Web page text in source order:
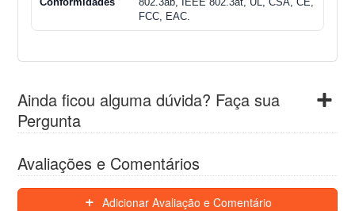
FCC, EAC.
Ainda ficou alguma dúvida? Faça sua
Pergunta
Avaliações e Comentários
Adicionar Avaliação e Comentário